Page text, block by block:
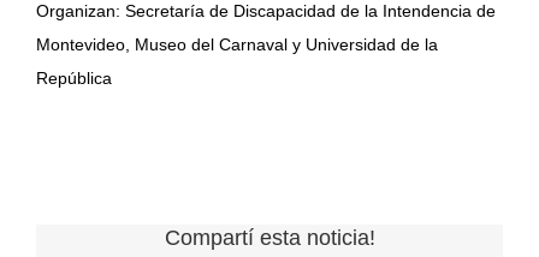
Organizan: Secretaría de Discapacidad de la Intendencia de
Montevideo, Museo del Carnaval y Universidad de la
República
Compartí esta noticia!